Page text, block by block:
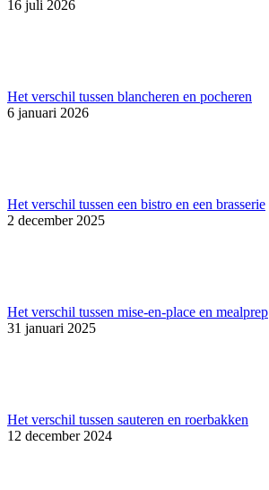
16 juli 2026
Het verschil tussen blancheren en pocheren
6 januari 2026
Het verschil tussen een bistro en een brasserie
2 december 2025
Het verschil tussen mise-en-place en mealprep
31 januari 2025
Het verschil tussen sauteren en roerbakken
12 december 2024